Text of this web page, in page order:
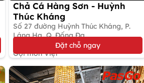
Chả Cá Hàng Sơn - Huỳnh
Thúc Kháng
Số 27 đường Huỳnh Thúc Kháng, P.
Láng Hạ, Q. Đống Đa
Giảm tới 14%
Gọi món Việt
Đặt chỗ ngay